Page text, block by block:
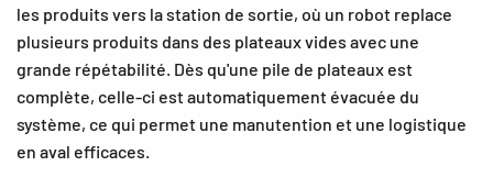
les produits vers la station de sortie, où un robot replace
plusieurs produits dans des plateaux vides avec une
grande répétabilité. Dès qu'une pile de plateaux est
complète, celle-ci est automatiquement évacuée du
système, ce qui permet une manutention et une logistique
en aval efficaces.